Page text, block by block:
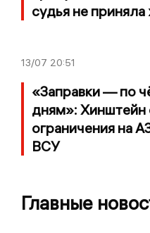
судья не
13/07 20:51
«Заправки — по
дням»: Хинштейн
ограничения на
ВСУ
Главные